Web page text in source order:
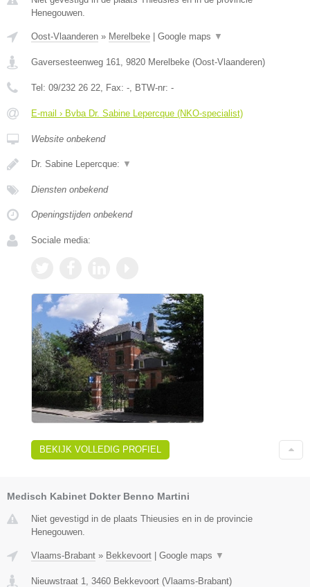
Henegouwen.
Oost-Vlaanderen » Merelbeke Google maps ▼
Gaversesteenweg 161, 9820 Merelbeke (Oost-Vlaanderen)
Tel: 09/232 26 22, Fax: -, BTW-nr: -
E-mail › Bvba Dr. Sabine Lepercque (NKO-specialist)
Website onbekend
Dr. Sabine Lepercque: ▼
Diensten onbekend
Openingstijden onbekend
Sociale media:
BEKIJK VOLLEDIG PROFIEL
Medisch Kabinet Dokter Benno Martini
Niet gevestigd in de plaats Thieusies en in de provincie
Henegouwen.
Vlaams-Brabant » Bekkevoort Google maps ▼
Nieuwstraat 1 3460 Bekkevoort (Vlaams-Brabant)